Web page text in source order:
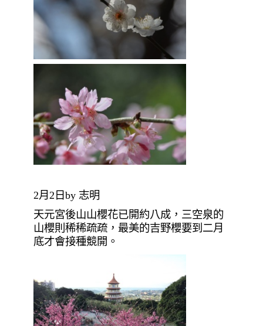
2月2日by 志明
天元宮後山山櫻花已開約八成，三空泉的
山櫻則稀稀疏疏，最美的吉野櫻要到二月
底才會接種競開。